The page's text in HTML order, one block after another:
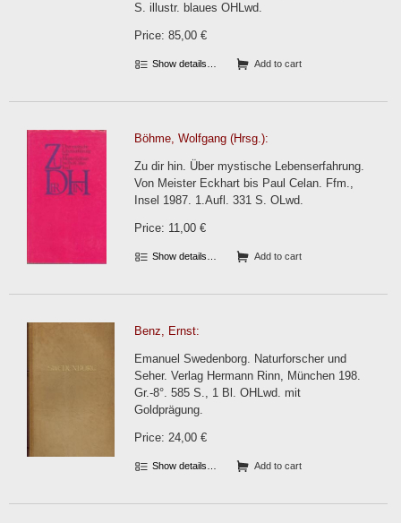
S. illustr. blaues OHLwd.
Price: 85,00 €
Show details… Add to cart
Böhme, Wolfgang (Hrsg.):
Zu dir hin. Über mystische Lebenserfahrung.
Von Meister Eckhart bis Paul Celan. Ffm.,
Insel 1987. 1.Aufl. 331 S. OLwd.
Price: 11,00 €
Show details… Add to cart
Benz, Ernst:
Emanuel Swedenborg. Naturforscher und
Seher. Verlag Hermann Rinn, München 198.
Gr.-8°. 585 S., 1 Bl. OHLwd. mit
Goldprägung.
Price: 24,00 €
Show details… Add to cart